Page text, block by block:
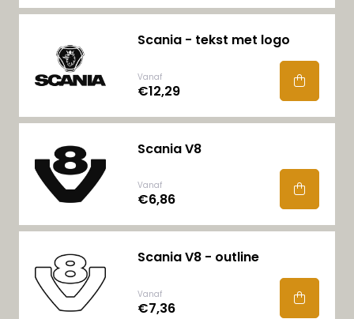
Scania - tekst met logo
Vanaf
€12,29
Scania V8
Vanaf
€6,86
Scania V8 - outline
Vanaf
€7,36